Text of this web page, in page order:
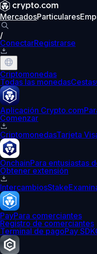
MercadosParticulares
/
ConectarRegistrarse
Criptomonedas
Todas las monedasCestas
Aplicación Crypto.com
Comenzar
CriptomonedasTarjeta
OnchainPara entusiastas
Obtener extensión
IntercambiosStake
PayPara comerciantes
Registro de comerciantes
Terminal de pagoPay SDK